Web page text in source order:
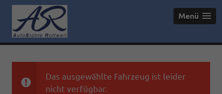
Menü
Das ausgewählte Fahrzeug ist leider
nicht verfügbar.